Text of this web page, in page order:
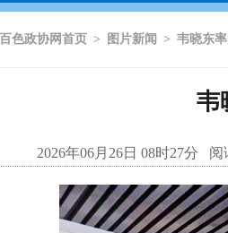
百色政协网首页 > 图片新闻 > 韦晓东
韦
2026年06月26日 08时27分 阅